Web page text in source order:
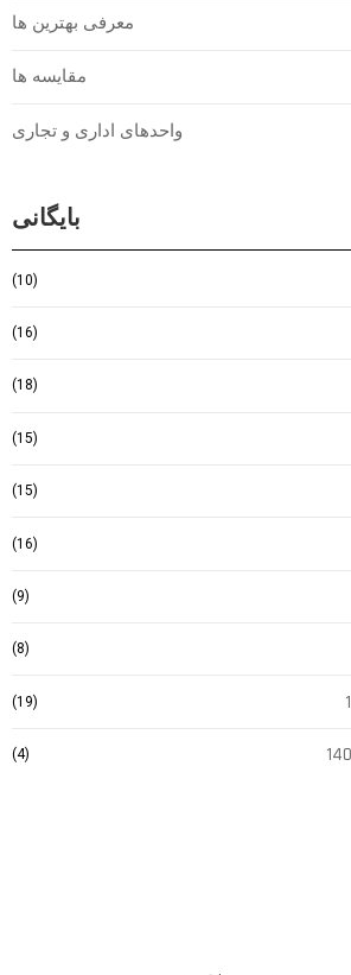
معرفی بهترین ها
مقایسه ها
واحدهای اداری و تجاری
بایگانی
(10)
(16)
(18)
(15)
(15)
(16)
(9)
(8)
(19)
(4)